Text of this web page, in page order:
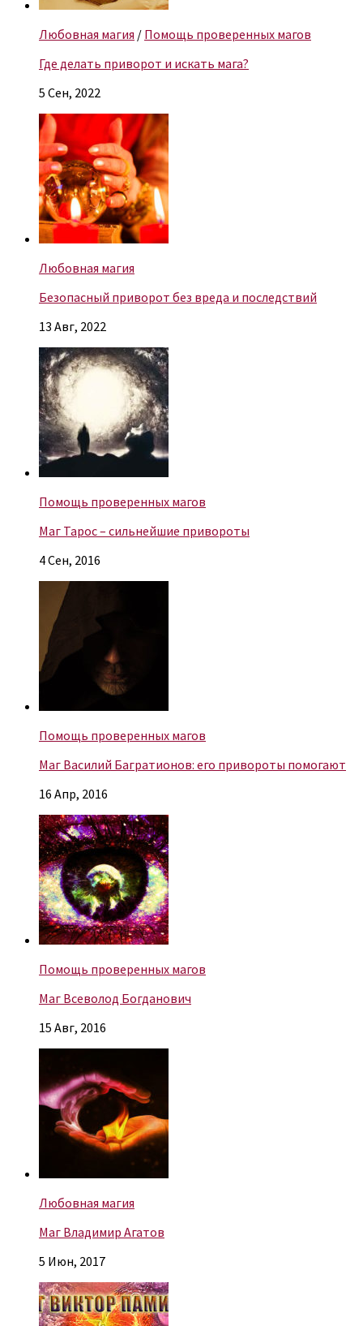
Любовная магия / Помощь проверенных магов
Где делать приворот и искать мага?
5 Сен, 2022
Любовная магия
Безопасный приворот без вреда и последствий
13 Авг, 2022
Помощь проверенных магов
Маг Тарос – сильнейшие привороты
4 Сен, 2016
Помощь проверенных магов
Маг Василий Багратионов: его привороты помогают
16 Апр, 2016
Помощь проверенных магов
Маг Всеволод Богданович
15 Авг, 2016
Любовная магия
Маг Владимир Агатов
5 Июн, 2017